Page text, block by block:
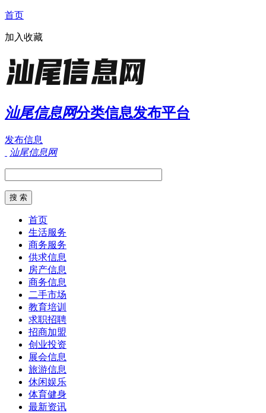
首页
加入收藏
汕尾信息网分类信息发布平台
发布信息
汕尾信息网
首页
生活服务
商务服务
供求信息
房产信息
商务信息
二手市场
教育培训
求职招聘
招商加盟
创业投资
展会信息
旅游信息
休闲娱乐
体育健身
最新资讯